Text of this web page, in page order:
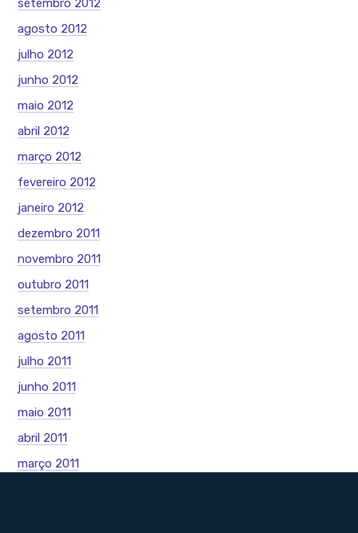
setembro 2012
agosto 2012
julho 2012
junho 2012
maio 2012
abril 2012
março 2012
fevereiro 2012
janeiro 2012
dezembro 2011
novembro 2011
outubro 2011
setembro 2011
agosto 2011
julho 2011
junho 2011
maio 2011
abril 2011
março 2011